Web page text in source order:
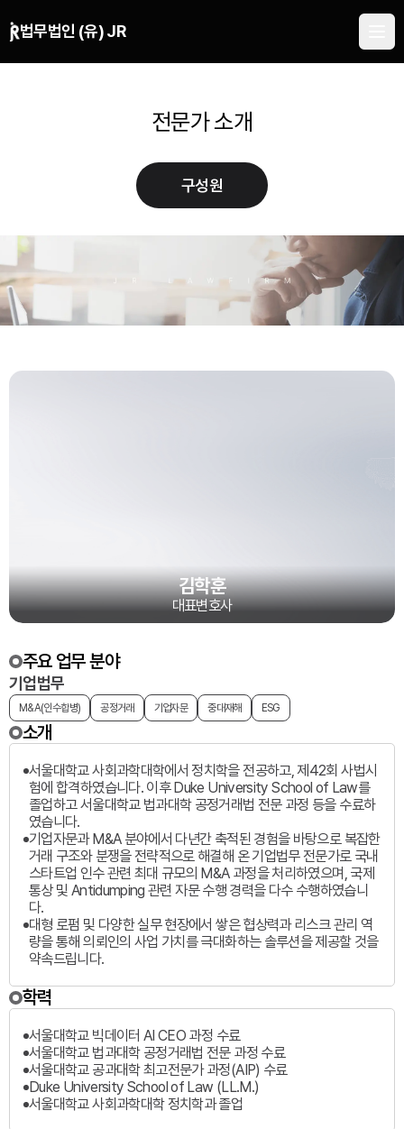
법무법인 (유) JR
전문가 소개
구성원
김학훈
대표변호사
주요 업무 분야
기업법무
M&A(인수합병) 공정거래 기업자문 중대재해 ESG
소개
서울대학교 사회과학대학에서 정치학을 전공하고, 제42회 사법시
험에 합격하였습니다. 이후 Duke University School of Law를
졸업하고 서울대학교 법과대학 공정거래법 전문 과정 등을 수료하
였습니다.
기업자문과 M&A 분야에서 다년간 축적된 경험을 바탕으로 복잡한
거래 구조와 분쟁을 전략적으로 해결해 온 기업법무 전문가로 국내
스타트업 인수 관련 최대 규모의 M&A 과정을 처리하였으며, 국제
통상 및 Antidumping 관련 자문 수행 경력을 다수 수행하였습니
다.
대형 로펌 및 다양한 실무 현장에서 쌓은 협상력과 리스크 관리 역
량을 통해 의뢰인의 사업 가치를 극대화하는 솔루션을 제공할 것을
약속드립니다.
학력
서울대학교 빅데이터 AI CEO 과정 수료
서울대학교 법과대학 공정거래법 전문 과정 수료
서울대학교 공과대학 최고전문가 과정(AIP) 수료
Duke University School of Law (LL.M.)
서울대학교 사회과학대학 정치학과 졸업